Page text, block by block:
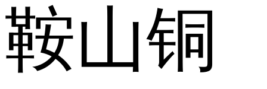
鞍山铜